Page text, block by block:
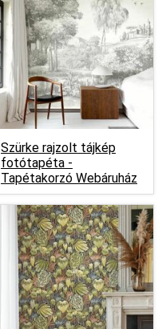
Szürke rajzolt tájkép
fotótapéta -
Tapétakorzó Webáruház